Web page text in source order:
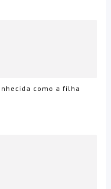
como a filha